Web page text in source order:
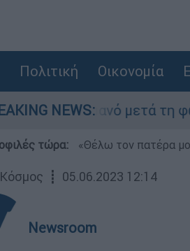
Πολιτική Οικονομία
NEWS:
μετά τη φωτιά -
τώρα: «Θέλω τον πατέρα
Κόσμος ┋ 05.06.2023 12:14
Newsroom